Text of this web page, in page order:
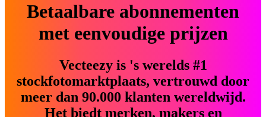
Betaalbare abonnementen
met eenvoudige prijzen
Vecteezy is 's werelds #1
stockfotomarktplaats, vertrouwd door
meer dan 90.000 klanten wereldwijd.
Het biedt merken, makers en